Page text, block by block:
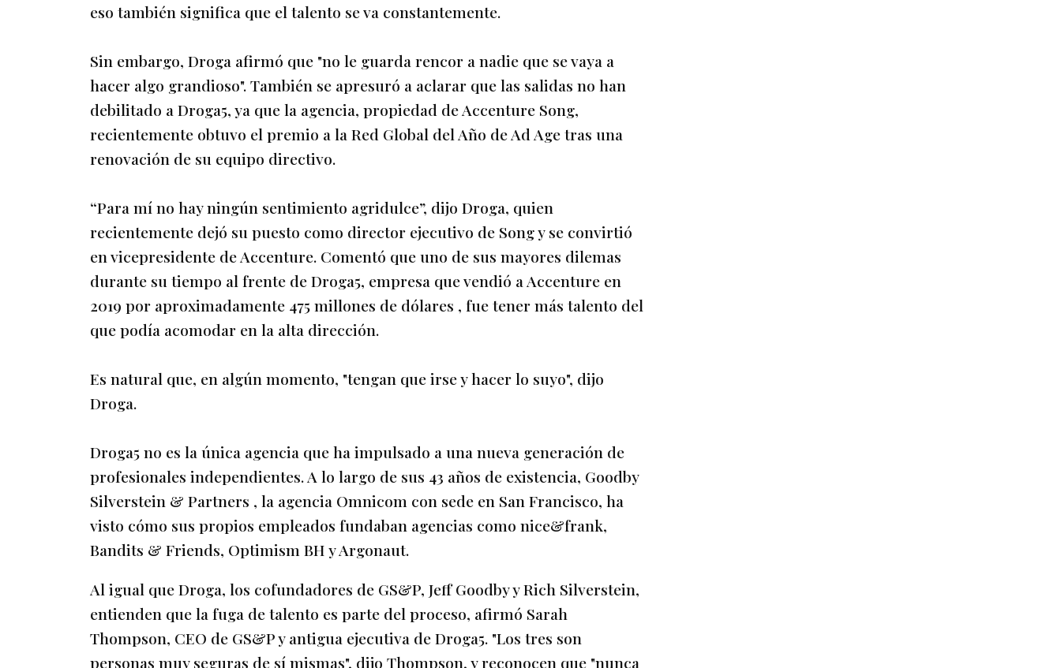
eso también significa que el talento se va constantemente.
Sin embargo, Droga afirmó que "no le guarda rencor a nadie que se vaya a
hacer algo grandioso". También se apresuró a aclarar que las salidas no han
debilitado a Droga5, ya que la agencia, propiedad de Accenture Song,
recientemente obtuvo el premio a la Red Global del Año de Ad Age tras una
renovación de su equipo directivo.
“Para mí no hay ningún sentimiento agridulce”, dijo Droga, quien
recientemente dejó su puesto como director ejecutivo de Song y se convirtió
en vicepresidente de Accenture. Comentó que uno de sus mayores dilemas
durante su tiempo al frente de Droga5, empresa que vendió a Accenture en
2019 por aproximadamente 475 millones de dólares , fue tener más talento del
que podía acomodar en la alta dirección.
Es natural que, en algún momento, "tengan que irse y hacer lo suyo", dijo
Droga.
Droga5 no es la única agencia que ha impulsado a una nueva generación de
profesionales independientes. A lo largo de sus 43 años de existencia, Goodby
Silverstein & Partners , la agencia Omnicom con sede en San Francisco, ha
visto cómo sus propios empleados fundaban agencias como nice&frank,
Bandits & Friends, Optimism BH y Argonaut.
Al igual que Droga, los cofundadores de GS&P, Jeff Goodby y Rich Silverstein,
entienden que la fuga de talento es parte del proceso, afirmó Sarah
Thompson, CEO de GS&P y antigua ejecutiva de Droga5. "Los tres son
personas muy seguras de sí mismas", dijo Thompson, y reconocen que "nunca